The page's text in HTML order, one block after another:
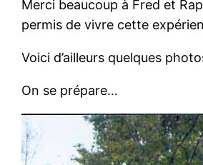
Merci beaucoup à Fred et
permis de vivre cette
Voici d’ailleurs quelques
On se prépare…